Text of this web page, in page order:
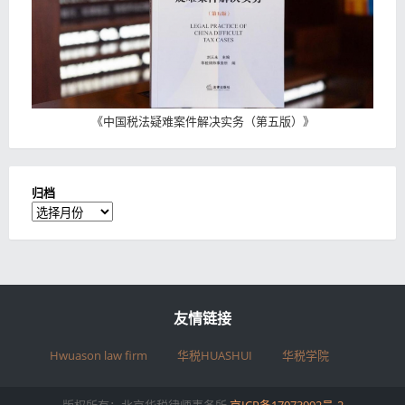
《中国税法疑难案件解决实务（第五版） 》
归档
归
档
友情链接
Hwuason law firm 华税HUASHUI 华税学院